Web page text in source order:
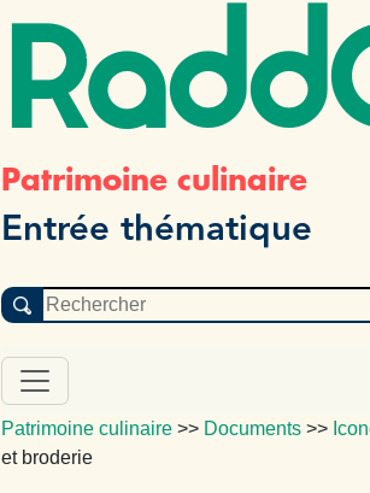
Patrimoine culinaire
Entrée thématique
Patrimoine culinaire >> Documents >>
et broderie